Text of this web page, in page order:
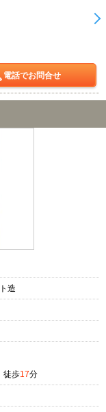
電話でお問合せ
造
徒歩17分